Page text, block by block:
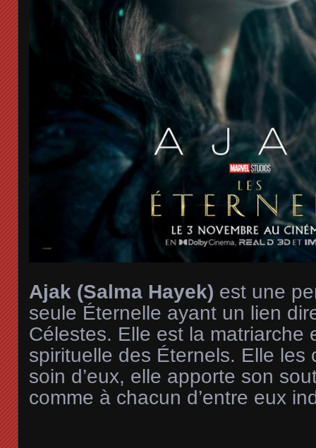
Ajak (Salma Hayek) est une
seule Éternelle ayant un lien
Célestes. Elle est la matriarche
spirituelle des Éternels. Elle les
soin d’eux, elle apporte son
comme à chacun d’entre eux